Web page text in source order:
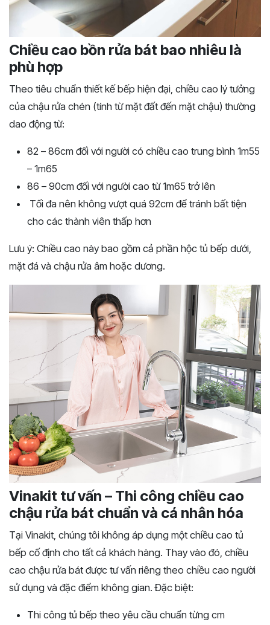
Chiều cao bồn rửa bát bao nhiêu là
phù hợp
Theo tiêu chuẩn thiết kế bếp hiện đại, chiều cao lý tưởng
của chậu rửa chén (tính từ mặt đất đến mặt chậu) thường
dao động từ:
82 – 86cm đối với người có chiều cao trung bình 1m55
– 1m65
86 – 90cm đối với người cao từ 1m65 trở lên
Tối đa nên không vượt quá 92cm để tránh bất tiện
cho các thành viên thấp hơn
Lưu ý: Chiều cao này bao gồm cả phần hộc tủ bếp dưới,
mặt đá và chậu rửa âm hoặc dương.
Vinakit tư vấn – Thi công chiều cao
chậu rửa bát chuẩn và cá nhân hóa
Tại Vinakit, chúng tôi không áp dụng một chiều cao tủ
bếp cố định cho tất cả khách hàng. Thay vào đó, chiều
cao chậu rửa bát được tư vấn riêng theo chiều cao người
sử dụng và đặc điểm không gian. Đặc biệt:
Thi công tủ bếp theo yêu cầu chuẩn từng cm